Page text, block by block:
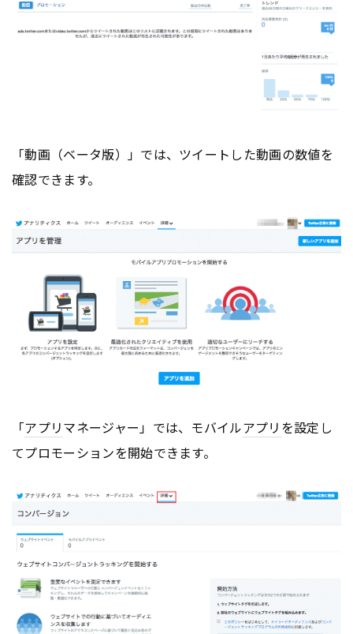
「動画（ベータ版）」では、ツイートした動画の数値を
確認できます。
「アプリマネージャー」では、モバイルアプリ を設定し
てプロモーションを開始できます。